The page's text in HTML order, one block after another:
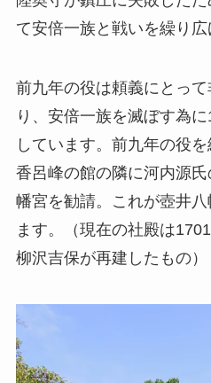
て安倍一族と戦いを繰り広
前九年の役は頼義にとっ
り、安倍一族を滅ぼす為
しています。前九年の役
香呂峰の館の隣に河内源
幡宮を勧請。これが壺井
ます。（現在の社殿は
柳沢吉保が再建したもの）